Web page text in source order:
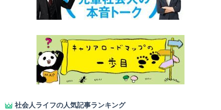
社会人ライフの人気記事ランキング